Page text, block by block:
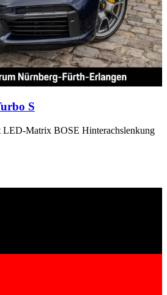
S
LED-Matrix BOSE Hinterachslenkung